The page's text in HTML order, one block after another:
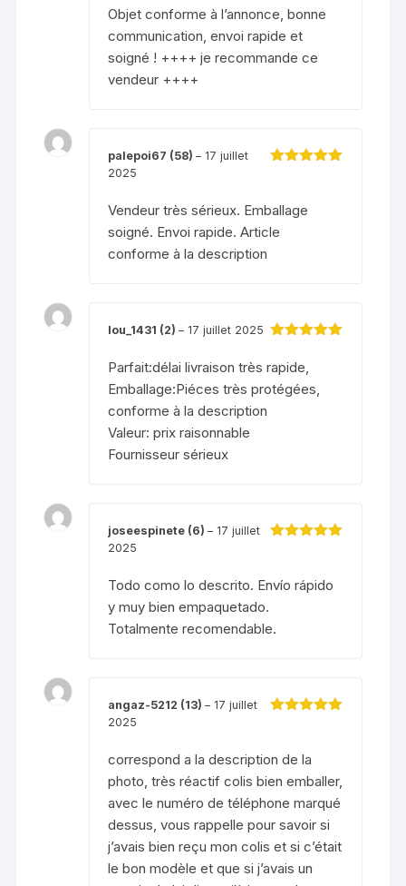
Objet conforme à l’annonce, bonne
communication, envoi rapide et
soigné ! ++++ je recommande ce
vendeur ++++
palepoi67 (58)– 17 juillet
2025
Vendeur très sérieux. Emballage
soigné. Envoi rapide. Article
conforme à la description
sur 5
lou_1431 (2)– 17 juillet 2025
Parfait:délai livraison très rapide,
Emballage:Piéces très protégées,
conforme à la description
Valeur: prix raisonnable
Fournisseur sérieux
joseespinete (6)– 17 juillet
2025
Todo como lo descrito. Envío rápido
y muy bien empaquetado.
Totalmente recomendable.
angaz-5212 (13)– 17 juillet
2025
correspond a la description de la
photo, très réactif colis bien emballer,
avec le numéro de téléphone marqué
dessus, vous rappelle pour savoir si
j’avais bien reçu mon colis et si c’était
le bon modèle et que si j’avais un